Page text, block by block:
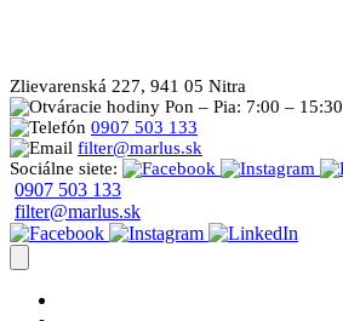
Zlievarenská 227, 941 05 Nitra
Pon – Pia: 7:00 – 15:30
0907 503 133
filter@marlus.sk
Sociálne siete:
0907 503 133
filter@marlus.sk